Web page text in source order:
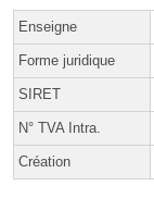
Enseigne
Forme juridique
SIRET
N° TVA Intra.
Création